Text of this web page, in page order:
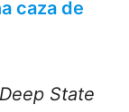
caza de
Deep State